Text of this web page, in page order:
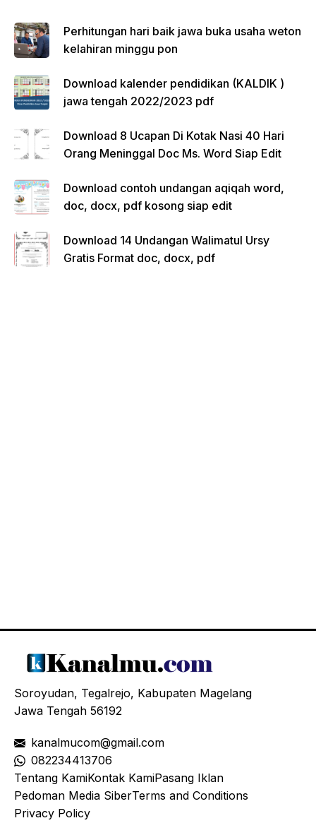
Perhitungan hari baik jawa buka usaha weton
kelahiran minggu pon
Download kalender pendidikan (KALDIK )
jawa tengah 2022/2023 pdf
Download 8 Ucapan Di Kotak Nasi 40 Hari
Orang Meninggal Doc Ms. Word Siap Edit
Download contoh undangan aqiqah word,
doc, docx, pdf kosong siap edit
Download 14 Undangan Walimatul Ursy
Gratis Format doc, docx, pdf
Soroyudan, Tegalrejo, Kabupaten Magelang
Jawa Tengah 56192
kanalmucom@gmail.com
082234413706
Tentang KamiKontak KamiPasang Iklan
Pedoman Media SiberTerms and Conditions
Privacy Policy